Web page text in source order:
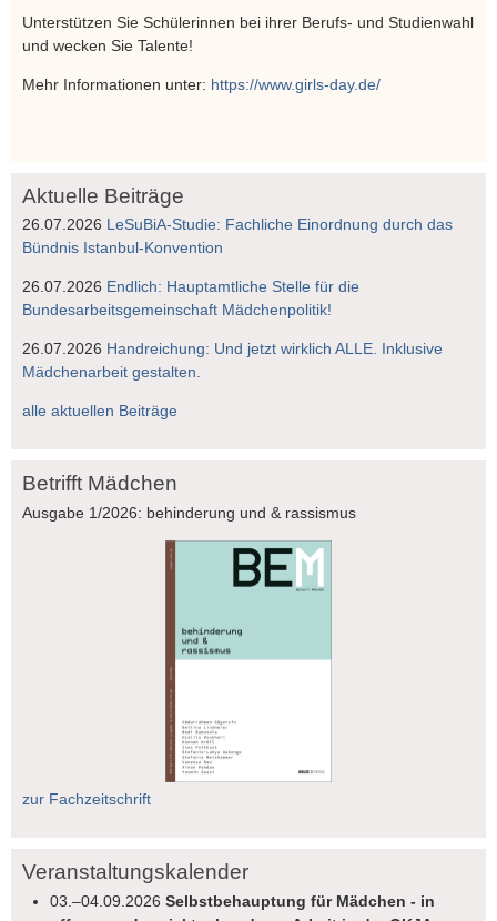
Unterstützen Sie Schülerinnen bei ihrer Berufs- und Studienwahl
und wecken Sie Talente!
Mehr Informationen unter: https://www.girls-day.de/
Aktuelle Beiträge
26.07.2026 LeSuBiA-Studie: Fachliche Einordnung durch das
Bündnis Istanbul-Konvention
26.07.2026 Endlich: Hauptamtliche Stelle für die
Bundesarbeitsgemeinschaft Mädchenpolitik!
26.07.2026 Handreichung: Und jetzt wirklich ALLE. Inklusive
Mädchenarbeit gestalten.
alle aktuellen Beiträge
Betrifft Mädchen
Ausgabe 1/2026: behinderung und & rassismus
zur Fachzeitschrift
Veranstaltungskalender
03.–04.09.2026Selbstbehauptung für Mädchen - in